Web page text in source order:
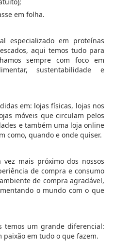
em folha.
especializado em proteínas
aqui temos tudo para
sempre com foco em
sustentabilidade e
em: lojas físicas, lojas nos
móveis que circulam pelos
e também uma loja online
como, quando e onde quiser.
mais próximo dos nossos
de compra e consumo
de compra agradável,
o mundo com o que
temos um grande diferencial:
paixão em tudo o que fazem.